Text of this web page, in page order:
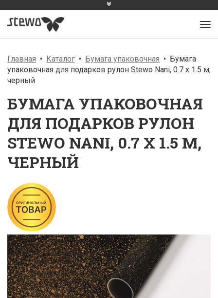
Главная Каталог Бумага упаковочная
Бумага
упаковочная для подарков рулон Stewo Nani, 0.7 x 1.5 м,
черный
БУМАГА УПАКОВОЧНАЯ
ДЛЯ ПОДАРКОВ РУЛОН
STEWO NANI, 0.7 X 1.5 М,
ЧЕРНЫЙ